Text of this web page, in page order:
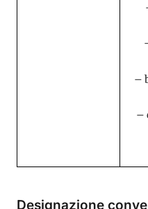
–
–
Designazione